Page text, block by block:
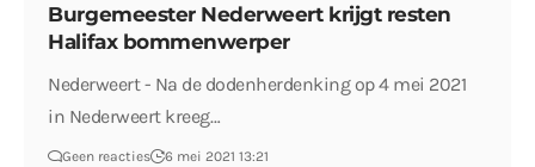
Burgemeester Nederweert krijgt resten
Halifax bommenwerper
Nederweert - Na de dodenherdenking op 4 mei 2021
in Nederweert kreeg…
Geen reacties 6 mei 2021 13:21